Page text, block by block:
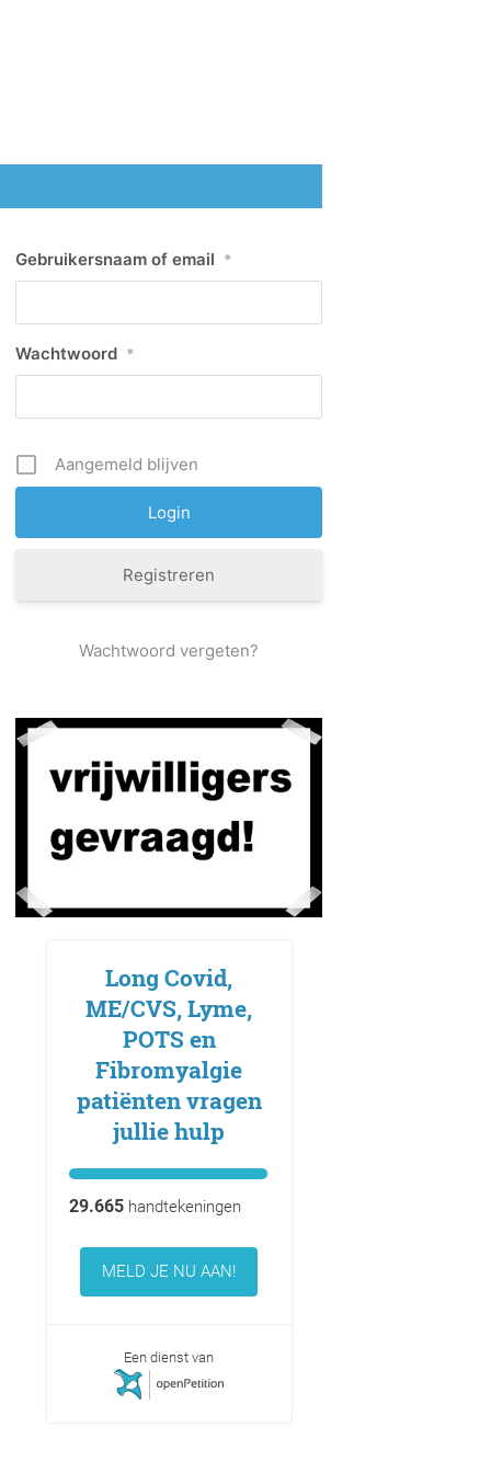
Gebruikersnaam of email *
Wachtwoord *
Aangemeld blijven
Registreren
Wachtwoord vergeten?
Long Covid,
ME/CVS, Lyme,
POTS en
Fibromyalgie
patiënten vragen
jullie hulp
29.665handtekeningen
MELD JE NU AAN!
Een dienst van